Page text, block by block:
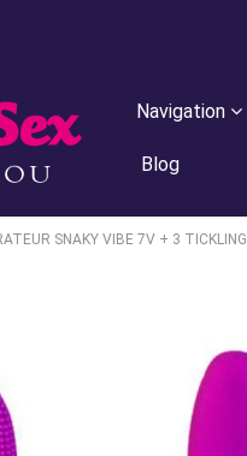
Navigation
Blog
SNAKY VIBE 7V + 3 TICKLING